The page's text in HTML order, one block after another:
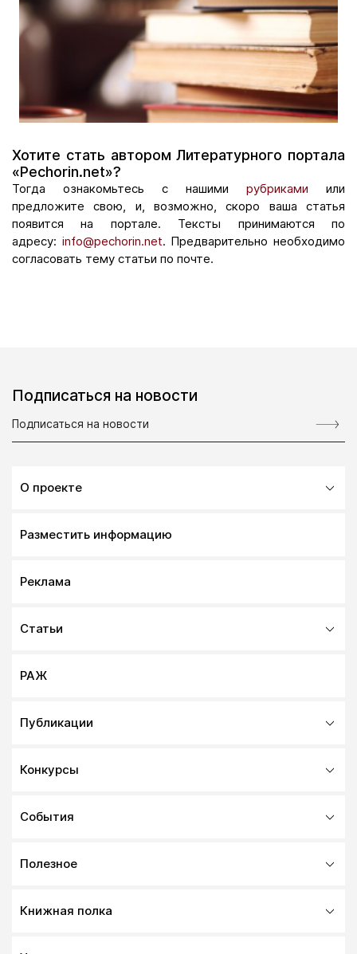
Хотите стать автором Литературного портала
«Pechorin.net»?
Тогда ознакомьтесь с нашими рубриками или
предложите свою, и, возможно, скоро ваша статья
появится на портале. Тексты принимаются по
адресу: info@pechorin.net. Предварительно необходимо
согласовать тему статьи по почте.
Подписаться на новости
О проекте
Разместить информацию
Реклама
Статьи
РАЖ
Публикации
Конкурсы
События
Полезное
Книжная полка